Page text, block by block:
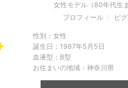
女性モデル（80年代生ま
プロフィール
ピ
性別： 女性
誕生日： 1987年5月5日
血液型： B型
お住まいの地域： 神奈川県